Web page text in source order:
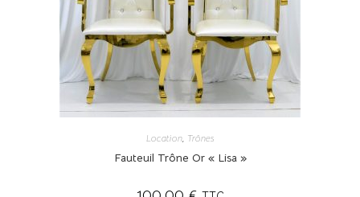
Location, Trônes
Fauteuil Trône Or « Lisa »